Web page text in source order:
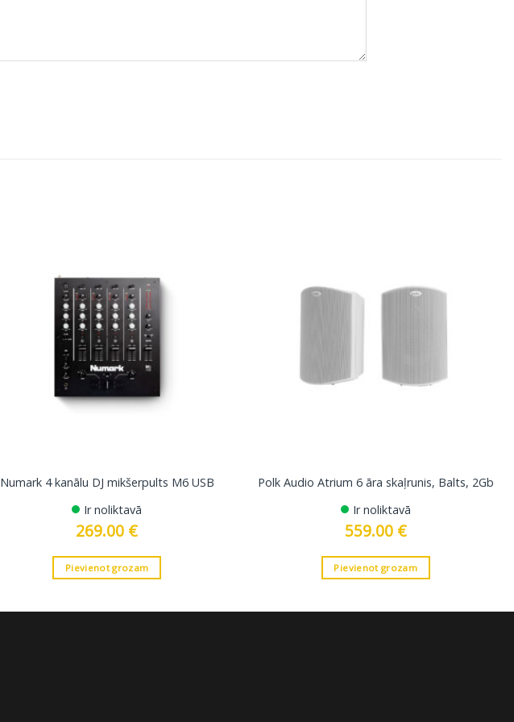
Numark 4 kanālu DJ mikšerpults M6 USB
Ir noliktavā
269.00 €
Pievienot grozam
Polk Audio Atrium 6 āra skaļrunis, Balts, 2Gb
Ir noliktavā
559.00 €
Pievienot grozam